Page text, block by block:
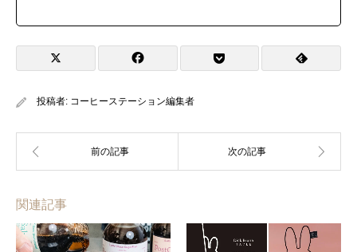
投稿者: コーヒーステーション編集者
関連記事